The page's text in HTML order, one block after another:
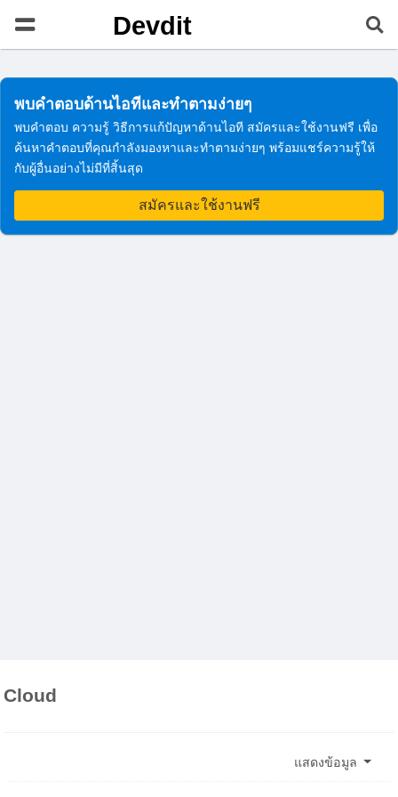
Devdit
พบคำตอบด้านไอทีและทำตามง่ายๆ
พบคำตอบ ความรู้ วิธีการแก้ปัญหาด้านไอที สมัครและใช้งานฟรี เพื่อ
ค้นหาคำตอบที่คุณกำลังมองหาและทำตามง่ายๆ พร้อมแชร์ความรู้ให้
กับผู้อื่นอย่างไม่มีที่สิ้นสุด
สมัครและใช้งานฟรี
Cloud
แสดงข้อมูล